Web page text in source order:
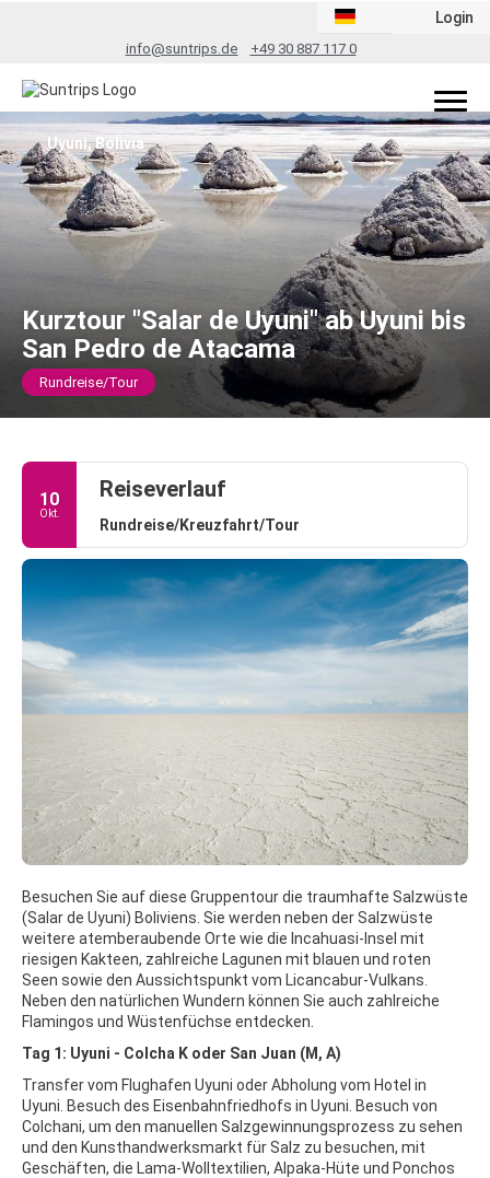
info@suntrips.de +49 30 887 117 0
Login
Kurztour "Salar de Uyuni" ab Uyuni bis
San Pedro de Atacama
Rundreise/Tour
Uyuni, Bolivia
10
Okt.
Reiseverlauf
Rundreise/Kreuzfahrt/Tour
Besuchen Sie auf diese Gruppentour die traumhafte Salzwüste
(Salar de Uyuni) Boliviens. Sie werden neben der Salzwüste
weitere atemberaubende Orte wie die Incahuasi-Insel mit
riesigen Kakteen, zahlreiche Lagunen mit blauen und roten
Seen sowie den Aussichtspunkt vom Licancabur-Vulkans.
Neben den natürlichen Wundern können Sie auch zahlreiche
Flamingos und Wüstenfüchse entdecken.
Tag 1: Uyuni - Colcha K oder San Juan (M, A)
Transfer vom Flughafen Uyuni oder Abholung vom Hotel in
Uyuni. Besuch des Eisenbahnfriedhofs in Uyuni. Besuch von
Colchani, um den manuellen Salzgewinnungsprozess zu sehen
und den Kunsthandwerksmarkt für Salz zu besuchen, mit
Geschäften, die Lama-Wolltextilien, Alpaka-Hüte und Ponchos